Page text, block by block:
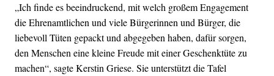
„Ich finde es beeindruckend, mit welch großem Engagement
die Ehrenamtlichen und viele Bürgerinnen und Bürger, die
liebevoll Tüten gepackt und abgegeben haben, dafür sorgen,
den Menschen eine kleine Freude mit einer Geschenktüte zu
machen“, sagte Kerstin Griese. Sie unterstützt die Tafel